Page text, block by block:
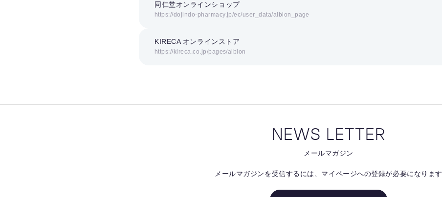
同仁堂オンラインショップ
https://dojindo-pharmacy.jp/ec/user_data/albion_page
KIRECA オンラインストア
https://kireca.co.jp/pages/albion
NEWS LETTER
メールマガジン
メールマガジンを受信するには、 マイページへの登録が必要になります